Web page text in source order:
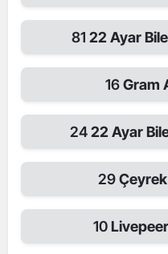
81 22 Ayar
16Gram
2422 Ayar
29Çeyrek
10Livepeer